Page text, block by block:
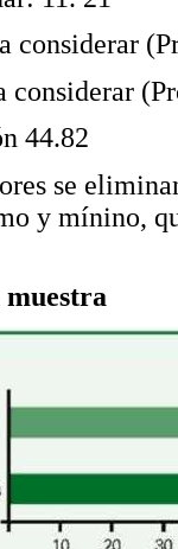
considerar
considerar
44.82
se
y mínino,
muestra